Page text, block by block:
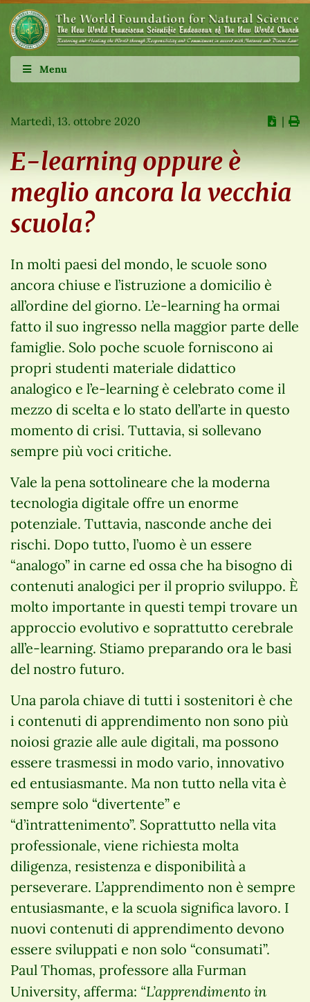
Menu
Martedì, 13. ottobre 2020 ∣
E-learning oppure è
meglio ancora la vecchia
scuola?
In molti paesi del mondo, le scuole sono
ancora chiuse e l’istruzione a domicilio è
all’ordine del giorno. L’e-learning ha ormai
fatto il suo ingresso nella maggior parte delle
famiglie. Solo poche scuole forniscono ai
propri studenti materiale didattico
analogico e l’e-learning è celebrato come il
mezzo di scelta e lo stato dell’arte in questo
momento di crisi. Tuttavia, si sollevano
sempre più voci critiche.
Vale la pena sottolineare che la moderna
tecnologia digitale offre un enorme
potenziale. Tuttavia, nasconde anche dei
rischi. Dopo tutto, l’uomo è un essere
“analogo” in carne ed ossa che ha bisogno di
contenuti analogici per il proprio sviluppo. È
molto importante in questi tempi trovare un
approccio evolutivo e soprattutto cerebrale
all’e-learning. Stiamo preparando ora le basi
del nostro futuro.
Una parola chiave di tutti i sostenitori è che
i contenuti di apprendimento non sono più
noiosi grazie alle aule digitali, ma possono
essere trasmessi in modo vario, innovativo
ed entusiasmante. Ma non tutto nella vita è
sempre solo “divertente” e
“d’intrattenimento”. Soprattutto nella vita
professionale, viene richiesta molta
diligenza, resistenza e disponibilità a
perseverare. L’apprendimento non è sempre
entusiasmante, e la scuola significa lavoro. I
nuovi contenuti di apprendimento devono
essere sviluppati e non solo “consumati”.
Paul Thomas, professore alla Furman
University, afferma: “L’apprendimento in